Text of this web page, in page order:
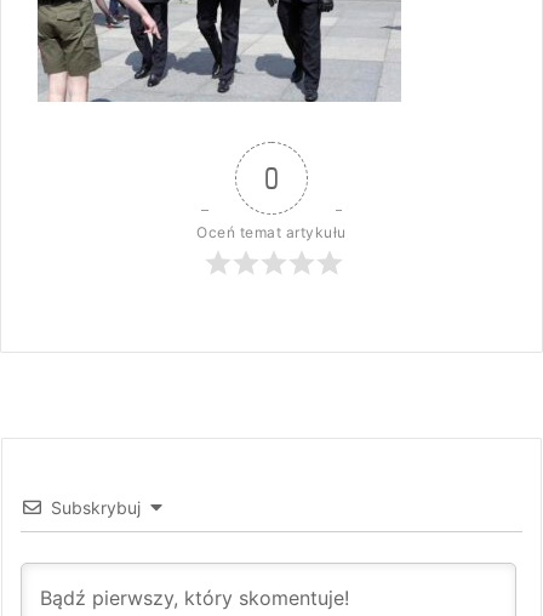
0
Oceń temat artykułu
Subskrybuj